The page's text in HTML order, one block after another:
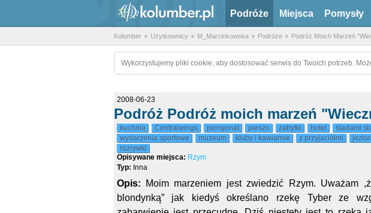
Podróże Miejsca Pomysły
Kolumber Użytkownicy M_Marcinkowska Podróże Podróż Moich Marzeń
Wykorzystujemy pliki cookie, aby dostosować serwis do Twoich potrzeb.
2008-06-23
Podróż Podróż moich marzeń
kuchnia Centralwings pensjonat pieszo zabytki hotel śladami
wydarzenia sportowe
muzeum kluby i kawiarnie z przyjaciółmi
rozrywki
Opisywane miejsca: Rzym
Typ: Inna
Opis: Moim marzeniem jest zwiedzić Rzym. Uważam
blondynką” jak kiedyś określano rzekę Tyber ze